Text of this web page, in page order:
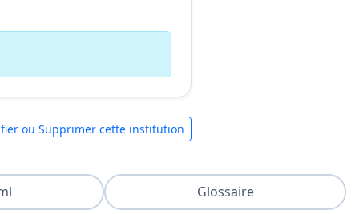
ou Supprimer cette institution
Glossaire